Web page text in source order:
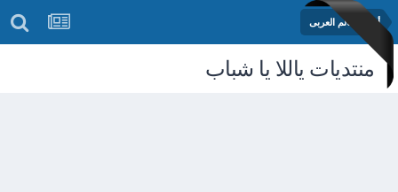
أخبار العالم العربى
منتديات ياللا يا شباب